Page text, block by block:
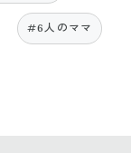
#6人のママ